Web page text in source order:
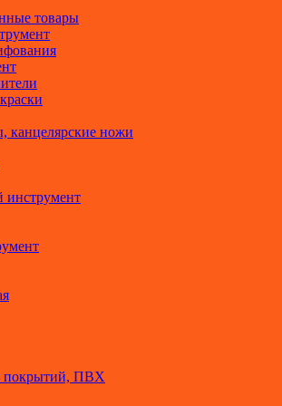
товары
канцелярские ножи
инструмент
покрытий, ПВХ